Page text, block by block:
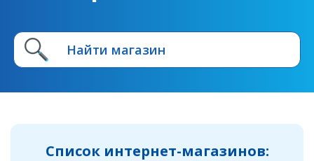
Список интернет-магазинов: